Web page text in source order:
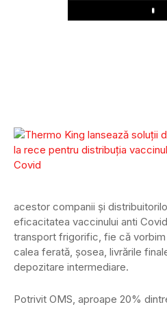
acestor companii și
eficacitatea vaccinului anti
transport frigorific, fie că
calea ferată, șosea, livrările
depozitare intermediare.
Potrivit OMS, aproape 20%